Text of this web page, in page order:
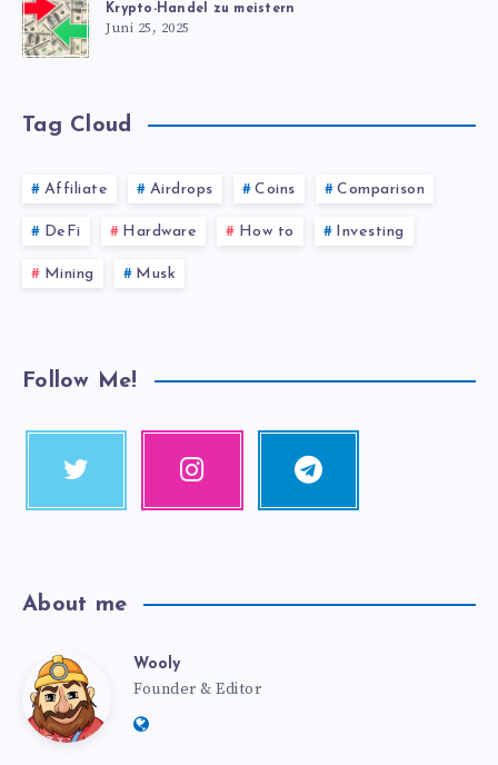
Krypto-Handel zu meistern
Juni 25, 2025
Tag Cloud
Affiliate Airdrops Coins Comparison
DeFi Hardware How to Investing
Mining Musk
Follow Me!
About me
Wooly
Founder & Editor